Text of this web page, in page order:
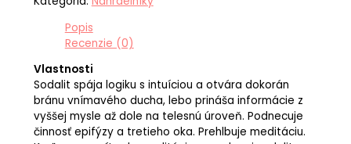
Popis
Recenzie (0)
Vlastnosti
Sodalit spája logiku s intuíciou a otvára dokorán
bránu vnímavého ducha, lebo prináša informácie z
vyššej mysle až dole na telesnú úroveň. Podnecuje
činnosť epifýzy a tretieho oka. Prehlbuje meditáciu.